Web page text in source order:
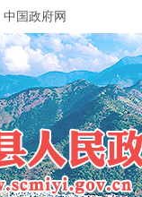
中国政府网